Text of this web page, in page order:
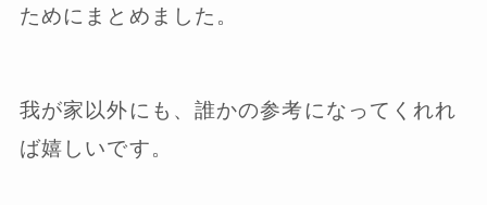
ためにまとめました。
我が家以外にも、誰かの参考になってくれれ
ば嬉しいです。